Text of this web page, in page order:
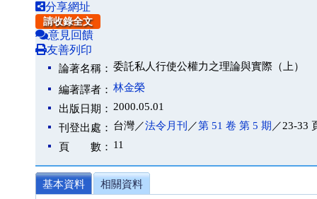
分享網址
請收錄全文
意見回饋
友善列印
論著名稱： 委託私人行使公權力之理論與實際（上）
編著譯者： 林金榮
出版日期： 2000.05.01
刊登出處： 台灣／法令月刊 ／第 51 卷 第 5 期 ／23-33
頁 數： 11
基本資料
相關資料